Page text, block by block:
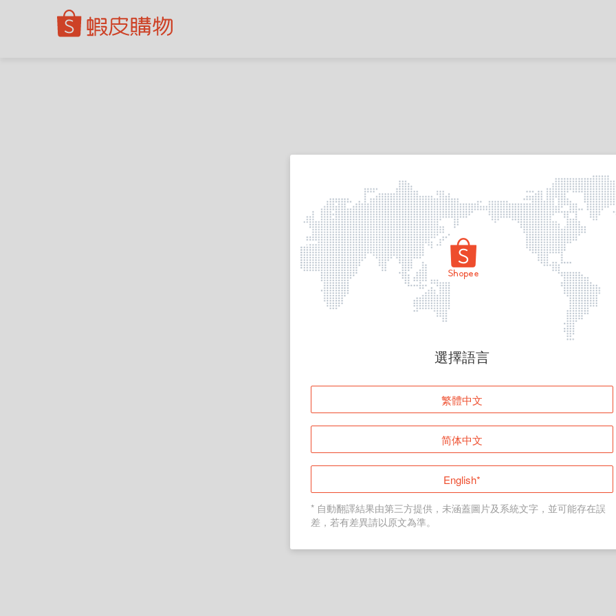
頁面無法顯示
登入
返回首頁
選擇語言
繁體中文
简体中文
English*
* 自動翻譯結果由第三方提供，未涵蓋圖片及系統文字，並可能存在誤
差，若有差異請以原文為準。